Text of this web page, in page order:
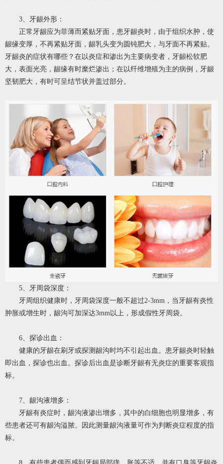
3、牙龈外形：
正常牙龈应为菲薄而紧贴牙面，患牙龈炎时，由于组织水肿，使
龈缘变厚，不再紧贴牙面，龈乳头变为圆钝肥大，与牙面不再紧贴。
牙龈炎的症状有哪些？在以炎症和渗出为主要病变者，牙龈松软肥
大，表面光亮，龈缘有时糜烂渗出；在以纤维增殖为主的病例，牙龈
坚韧肥大，有时可呈结节状并盖过部分。
5、牙周袋深度：
牙周组织健康时，牙周袋深度一般不超过2-3mm，当牙龈有炎性
肿胀或增生时，龈沟可加深达3mm以上，形成假性牙周袋。
6、探诊出血：
健康的牙龈在刷牙或探测龈沟时均不引起出血。患牙龈炎时轻触
即出血，探诊也出血。探诊后出血是诊断牙龈有无炎症的重要客观指
标。
7、龈沟液增多：
牙龈有炎症时，龈沟液渗出增多，其中的白细胞也明显增多，有
些患者还可有龈沟溢脓。因此测量龈沟液量可作为判断炎症程度的指
标。